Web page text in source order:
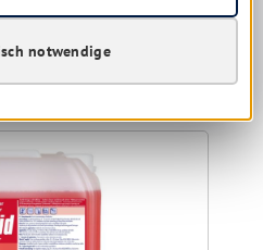
notwendige